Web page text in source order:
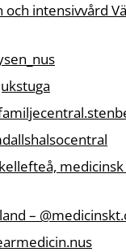
intensivvård
medicinsk
–